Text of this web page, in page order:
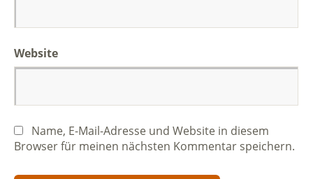
Website
Name, E-Mail-Adresse und Website in diesem
Browser für meinen nächsten Kommentar speichern.